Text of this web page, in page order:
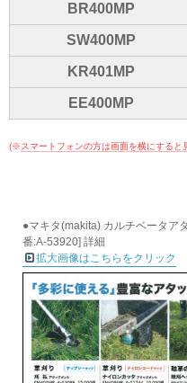
BR400MP
SW400MP
KR401MP
EE400MP
(※スマートフォンの方は画面を横にすると
●マキタ(makita) カルチベータア
番:A-53920] 詳細
拡大画像はこちらをクリック